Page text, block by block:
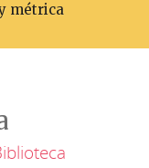
métrica